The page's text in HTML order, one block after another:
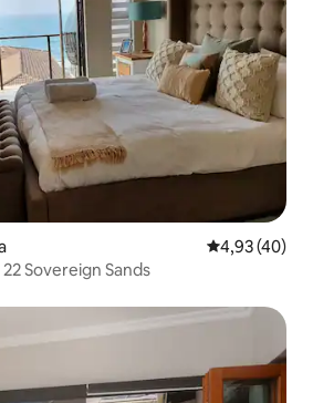
Átlagos
4,93 (40)
Sovereign Sands